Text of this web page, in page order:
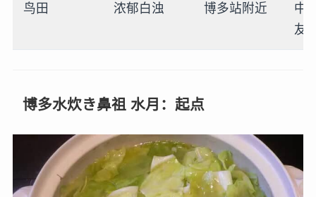
鸟田 浓郁白浊 博多站附近
中
友
博多水炊き鼻祖 水月：起点